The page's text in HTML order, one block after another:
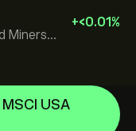
Direxion Daily Junior Gold Miners Index Bull 2X ETF
+‎<‎0.01%
USA